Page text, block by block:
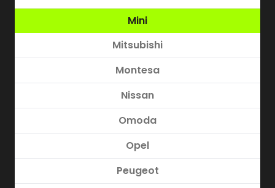
Mini
Mitsubishi
Montesa
Nissan
Omoda
Opel
Peugeot